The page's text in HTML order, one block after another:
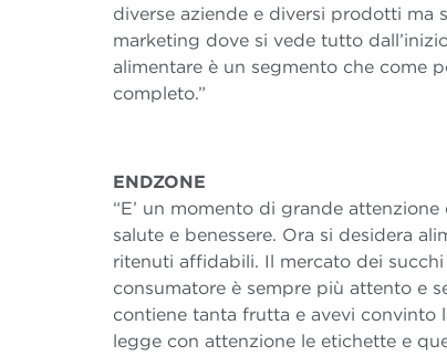
diverse aziende e diversi prodotti ma
marketing dove si vede tutto
alimentare è un segmento che come
completo.”
ENDZONE
“E’ un momento di grande
salute e benessere. Ora si desidera
ritenuti affidabili. Il mercato dei
consumatore è sempre più attento e
contiene tanta frutta e avevi
legge con attenzione le etichette e